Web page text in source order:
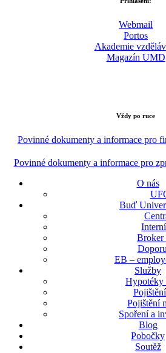
Webmail
Portos
Akademie
Magazín UMD
Vždy po ruce
Povinné dokumenty a informace pro
Povinné dokumenty a informace pro
O nás
Buď
Broker
EB –
Služby
Hypotéky
Pojištění
Spoření a
Blog
Pobočky
Soutěž